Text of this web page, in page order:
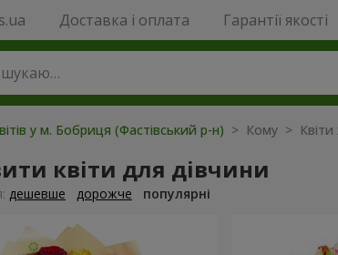
Доставка і оплата Гарантії якості
у м. Бобриця (Фастівський р-н) > Кому > Квіти
квіти для дівчини
дешевше дорожче популярні